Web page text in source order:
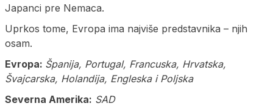
Japanci pre Nemaca.
Uprkos tome, Evropa ima najviše predstavnika – njih
osam.
Evropa: Španija, Portugal, Francuska, Hrvatska,
Švajcarska, Holandija, Engleska i Poljska
Severna Amerika: SAD